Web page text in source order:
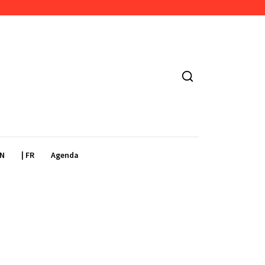
| FR Agenda